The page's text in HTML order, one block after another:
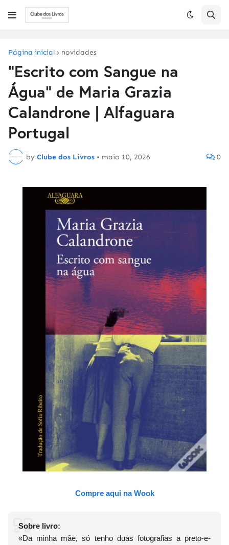
Página inicial novidades
"Escrito com Sangue na
Água" de Maria Grazia
Calandrone | Alfaguara
Portugal
by Clube dos Livros • maio 10, 2026 0
Compre aqui na Wook
Sobre livro:
«Da minha mãe, só tenho duas fotografias a preto-e-